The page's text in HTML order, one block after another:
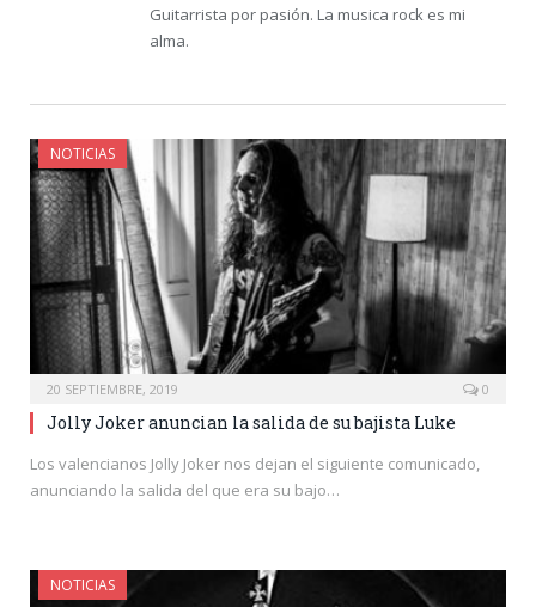
Guitarrista por pasión. La musica rock es mi
alma.
NOTICIAS
20 SEPTIEMBRE, 2019 0
Jolly Joker anuncian la salida de su bajista Luke
Los valencianos Jolly Joker nos dejan el siguiente comunicado,
anunciando la salida del que era su bajo…
NOTICIAS